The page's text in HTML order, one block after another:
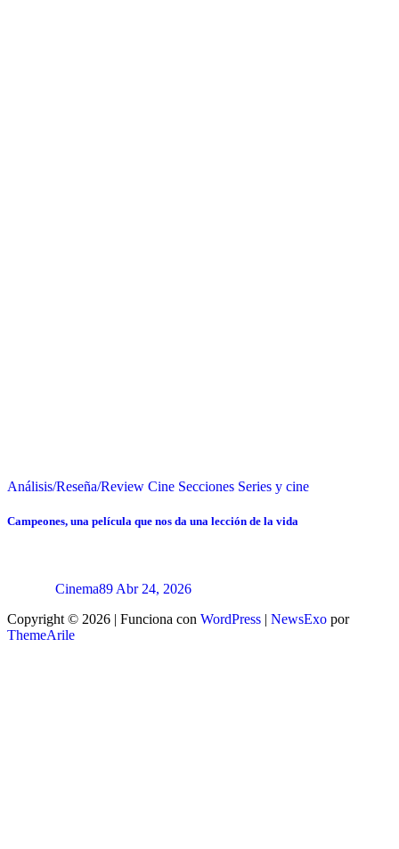
Análisis/Reseña/Review Cine Secciones Series y cine
Campeones, una película que nos da una lección de la vida
Cinema89 Abr 24, 2026
Copyright © 2026 | Funciona con WordPress | NewsExo por
ThemeArile